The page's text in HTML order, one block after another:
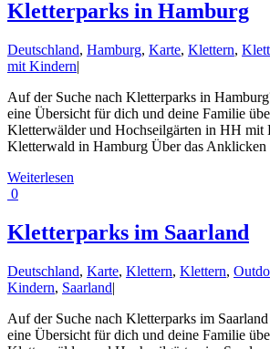
Kletterparks in Hamburg
Deutschland, Hamburg, Karte, Klettern,
mit Kindern|
Auf der Suche nach Kletterparks in
eine Übersicht für dich und deine Familie
Kletterwälder und Hochseilgärten in HH mit
Kletterwald in Hamburg Über das Anklicken
Weiterlesen
0
Kletterparks im Saarland
Deutschland, Karte, Klettern, Klettern,
Kindern, Saarland|
Auf der Suche nach Kletterparks im
eine Übersicht für dich und deine Familie